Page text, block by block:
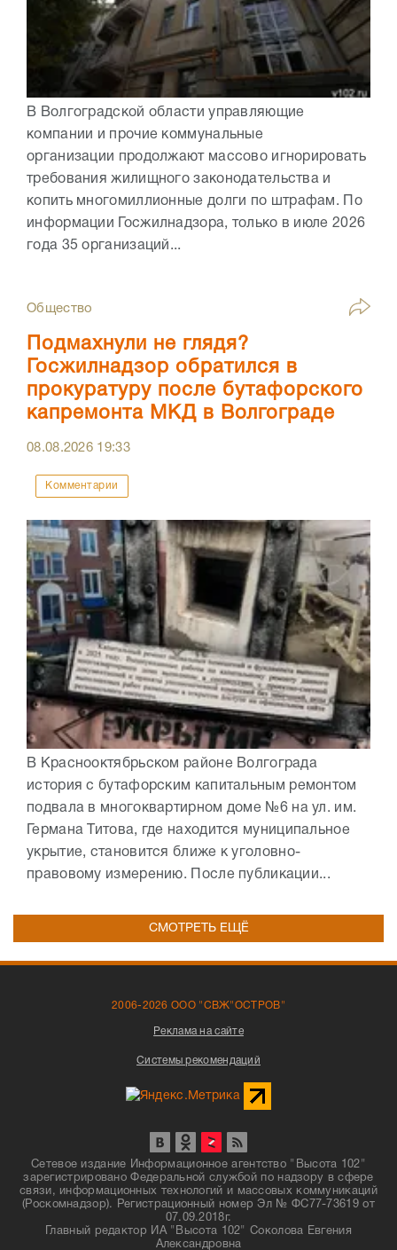
В Волгоградской области управляющие
компании и прочие коммунальные
организации продолжают массово игнорировать
требования жилищного законодательства и
копить многомиллионные долги по штрафам. По
информации Госжилнадзора, только в июле 2026
года 35 организаций...
Общество
Подмахнули не глядя?
Госжилнадзор обратился в
прокуратуру после бутафорского
капремонта МКД в Волгограде
08.08.2026 19:33
Комментарии
В Краснооктябрьском районе Волгограда
история с бутафорским капитальным ремонтом
подвала в многоквартирном доме №6 на ул. им.
Германа Титова, где находится муниципальное
укрытие, становится ближе к уголовно-
правовому измерению. После публикации...
СМОТРЕТЬ ЕЩЁ
2006-2026 ООО "СВЖ"ОСТРОВ"
Реклама на сайте
Системы рекомендаций
Сетевое издание Информационное агентство "Высота 102"
зарегистрировано Федеральной службой по надзору в сфере
связи, информационных технологий и массовых коммуникаций
(Роскомнадзор). Регистрационный номер Эл № ФС77-73619 от
07.09.2018г.
Главный редактор ИА "Высота 102" Соколова Евгения
Александровна